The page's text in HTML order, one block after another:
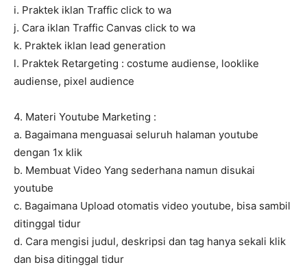
i. Praktek iklan Traffic click to wa
j. Cara iklan Traffic Canvas click to wa
k. Praktek iklan lead generation
l. Praktek Retargeting : costume audiense, looklike
audiense, pixel audience
4. Materi Youtube Marketing :
a. Bagaimana menguasai seluruh halaman youtube
dengan 1x klik
b. Membuat Video Yang sederhana namun disukai
youtube
c. Bagaimana Upload otomatis video youtube, bisa sambil
ditinggal tidur
d. Cara mengisi judul, deskripsi dan tag hanya sekali klik
dan bisa ditinggal tidur